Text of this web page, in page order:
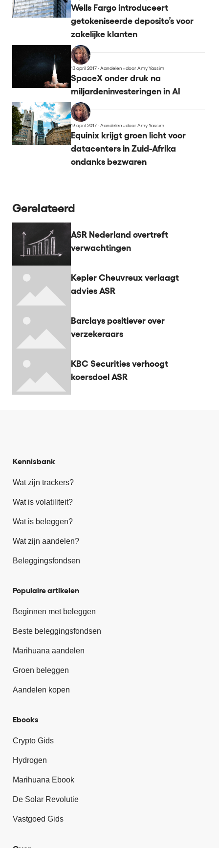
Wells Fargo introduceert
getokeniseerde deposito’s voor
zakelijke klanten
13 april 2017 - Aandelen•door Amy Yassim
SpaceX onder druk na
miljardeninvesteringen in AI
13 april 2017 - Aandelen•door Amy Yassim
Equinix krijgt groen licht voor
datacenters in Zuid-Afrika
ondanks bezwaren
Gerelateerd
ASR Nederland overtreft
verwachtingen
Kepler Cheuvreux verlaagt
advies ASR
Barclays positiever over
verzekeraars
KBC Securities verhoogt
koersdoel ASR
Kennisbank
Wat zijn trackers?
Wat is volatiliteit?
Wat is beleggen?
Wat zijn aandelen?
Beleggingsfondsen
Populaire artikelen
Beginnen met beleggen
Beste beleggingsfondsen
Marihuana aandelen
Groen beleggen
Aandelen kopen
Ebooks
Crypto Gids
Hydrogen
Marihuana Ebook
De Solar Revolutie
Vastgoed Gids